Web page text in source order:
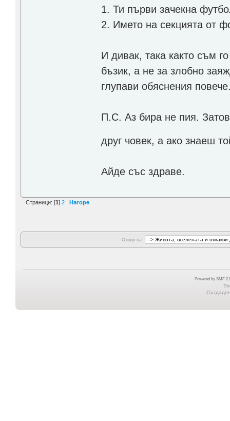
1. Ти първи зачекна
2. Името на секцията от
И дивак, така както съм
бъзик, а не за злобно
глупави обяснения
П.С. Аз бира не пия.
друг човек, а ако знаеш
Айде със здраве.
Страници: [1] 2 Нагоре
Отиди на:
Powered by SMF